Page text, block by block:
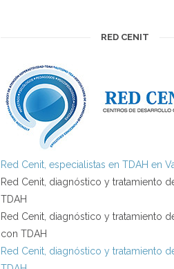
RED CENIT
Red Cenit, especialistas en TDAH en
Red Cenit, diagnóstico y tratamiento
TDAH
Red Cenit, diagnóstico y tratamiento
con TDAH
Red Cenit, diagnóstico y tratamiento